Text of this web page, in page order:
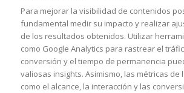
Para mejorar la visibilidad de contenidos
fundamental medir su impacto y realizar
de los resultados obtenidos. Utilizar
como Google Analytics para rastrear el
conversión y el tiempo de permanencia
valiosas insights. Asimismo, las métricas de
como el alcance, la interacción y las